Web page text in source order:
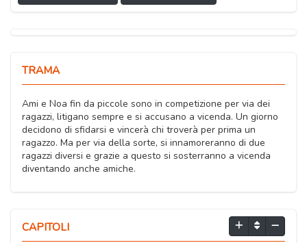
TRAMA
Ami e Noa fin da piccole sono in competizione per via dei
ragazzi, litigano sempre e si accusano a vicenda. Un giorno
decidono di sfidarsi e vincerà chi troverà per prima un
ragazzo. Ma per via della sorte, si innamoreranno di due
ragazzi diversi e grazie a questo si sosterranno a vicenda
diventando anche amiche.
CAPITOLI